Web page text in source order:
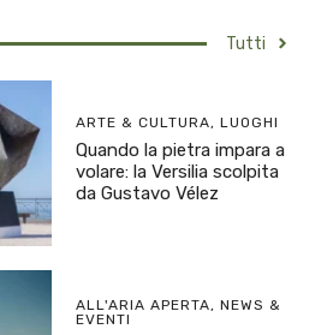
Tutti
ARTE & CULTURA, LUOGHI
Quando la pietra impara a
volare: la Versilia scolpita
da Gustavo Vélez
ALL'ARIA APERTA, NEWS &
EVENTI